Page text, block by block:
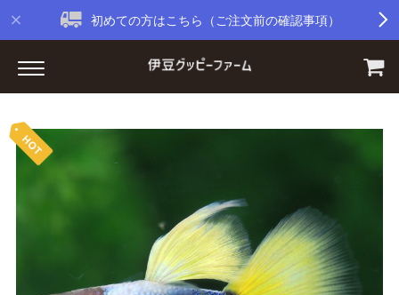
初めての方はこちら（ご注文前の確認事項）